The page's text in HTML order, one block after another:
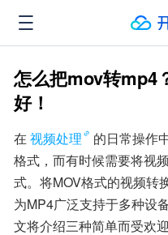
怎么把mov转mp4
好！
在 视频处理
的日常操作
格式，而有时候需要将视
式。将MOV格式的视频转
为MP4广泛支持于多种设
文将介绍三种简单而受欢